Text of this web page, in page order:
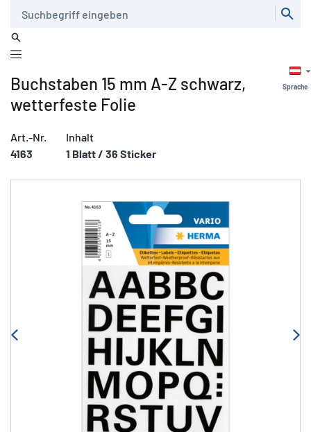
Sprache
Buchstaben 15 mm A-Z schwarz,
wetterfeste Folie
Art.-Nr.
4163
Inhalt
1 Blatt / 36 Sticker